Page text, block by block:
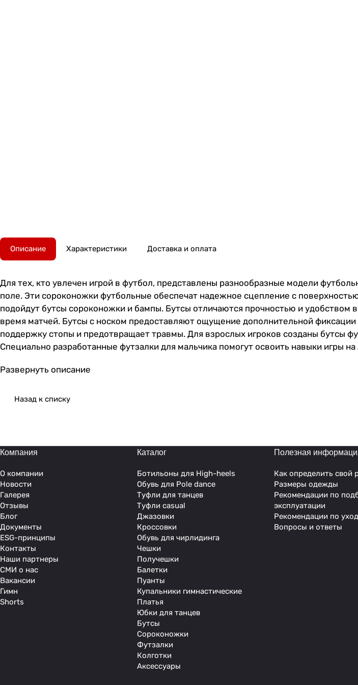
Описание Характеристики Доставка и оплата
Для тех, кто увлечен игрой в футбол, представлены разнообразные модели
поле. Эти сороконожки футбольные обеспечат надежное сцепление с
подойдут бутсы сороконожки и бампы. Бутсы отличаются прочностью и удобством
время матчей. Бутсы с носком предоставляют ощущение дополнительной
поддержку стопы и предотвращает травмы. Для взрослых игроков созданы бутсы
Специально разработанные футзалки для мальчика помогут освоить навыки игры
покорения футбольных полей и спортивных площадок станут отличным выбором
амортизацией, что позволяет снизить утомляемость ног во время тренировок и
что позволяет играть на высоком уровне и достигать своих спортивных
Развернуть описание
Назад к списку
Компания
О компании
Новости
Галерея
Отзывы
Блог
Документы
ESG-принципы
Контакты
Наши партнеры
СМИ о нас
Вакансии
Гимн
Shorts
Каталог
Ботильоны для High-heels
Обувь для Pole dance
Туфли для танцев
Туфли casual
Джазовки
Кроссовки
Обувь для чирлидинга
Чешки
Получешки
Балетки
Пуанты
Купальники гимнастические
Платья
Юбки для танцев
Бутсы
Сороконожки
Футзалки
Колготки
Аксессуары
Полезная
Как определить свой
Размеры одежды
Рекомендации по
эксплуатации
Рекомендации по
Вопросы и ответы